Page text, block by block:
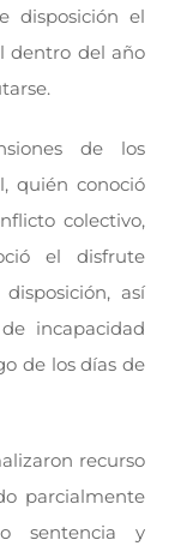
disposición el
dentro del año
de los
quién conoció
colectivo,
el disfrute
así
incapacidad
de los días de
recurso
parcialmente
sentencia y